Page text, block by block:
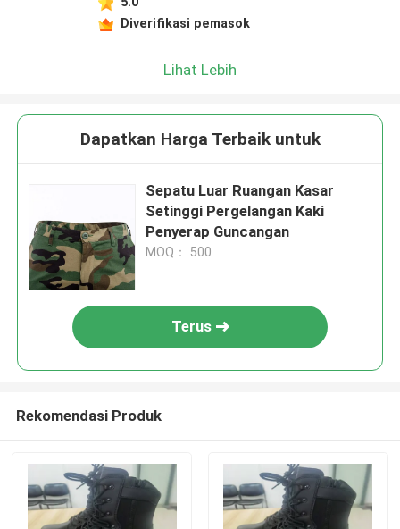
Diverifikasi pemasok
Lihat Lebih
Dapatkan Harga Terbaik untuk
Sepatu Luar Ruangan Kasar
Setinggi Pergelangan Kaki
Penyerap Guncangan
MOQ： 500
Terus
Rekomendasi Produk